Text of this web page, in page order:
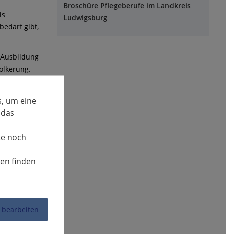
gibt,
Broschüre Pflegeberufe im Landkreis
Ludwigsburg
um eine
noch
finden